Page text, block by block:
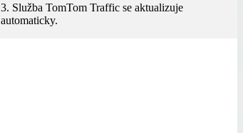
3. Služba TomTom Traffic se aktualizuje
automaticky.